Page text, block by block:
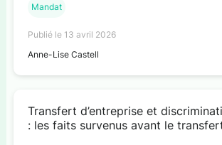
Mandat
Publié le 13 avril 2026
Anne-Lise Castell
Transfert d’entreprise et
: les faits survenus avant le